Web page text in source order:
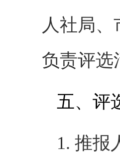
人社局
负责评选
五、评
1. 推报